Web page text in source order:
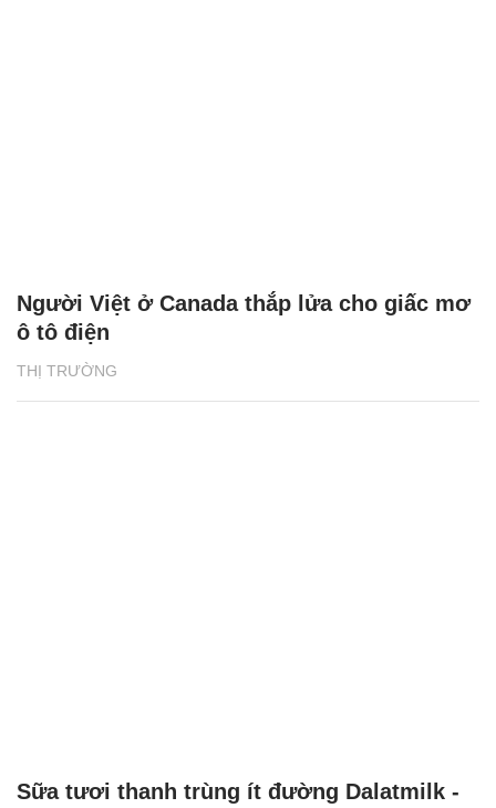
THỊ TRƯỜNG
Người Việt ở Canada thắp lửa cho giấc mơ
ô tô điện
Sữa tươi thanh trùng ít đường Dalatmilk -